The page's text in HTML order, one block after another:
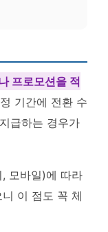
프로모션을 적
기간에 전환 수
급하는 경우가
모바일)에 따라
이 점도 꼭 체